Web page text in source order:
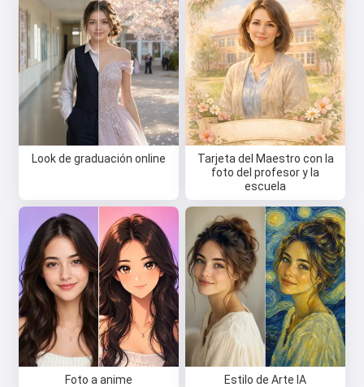
Look de graduación online
Tarjeta del Maestro con la
foto del profesor y la
escuela
Foto a anime Estilo de Arte IA